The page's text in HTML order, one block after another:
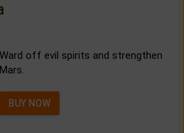
Ward off evil spirits and strengthen
Mars.
BUY NOW